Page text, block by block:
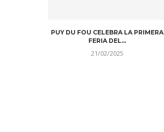
PUY DU FOU CELEBRA LA PRIMERA
FERIA DEL...
21/02/2025